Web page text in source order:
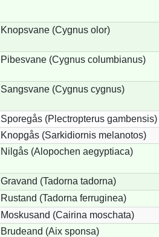
Knopsvane (Cygnus olor)
Pibesvane (Cygnus columbianus)
Sangsvane (Cygnus cygnus)
Sporegås (Plectropterus gambensis)
Knopgås (Sarkidiornis melanotos)
Nilgås (Alopochen aegyptiaca)
Gravand (Tadorna tadorna)
Rustand (Tadorna ferruginea)
Moskusand (Cairina moschata)
Brudeand (Aix sponsa)